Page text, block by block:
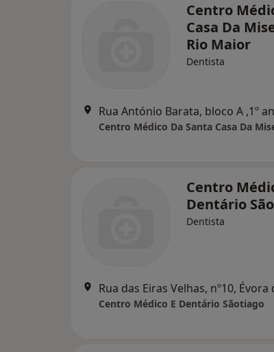
Centro
Casa Da
Rio Maior
Dentista
Centro
Dentário
Dentista
Centro Médico E Dentário Sãotiago